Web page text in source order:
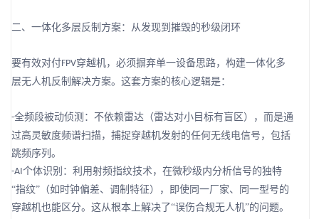
二、一体化多层反制方案：从发现到摧毁的秒级闭环
要有效对付FPV穿越机，必须摒弃单一设备思路，构建一体化多
层无人机反制解决方案。这套方案的核心逻辑是：
-全频段被动侦测：不依赖雷达（雷达对小目标有盲区），而是通
过高灵敏度频谱扫描，捕捉穿越机发射的任何无线电信号，包括
跳频序列。
-AI个体识别：利用射频指纹技术，在微秒级内分析信号的独特
“指纹”（如时钟偏差、调制特征），即使同一厂家、同一型号的
穿越机也能区分。这从根本上解决了“误伤合规无人机”的问题。